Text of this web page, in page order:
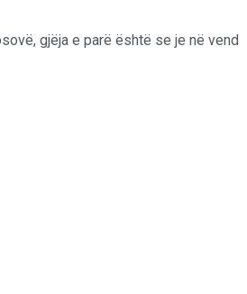
gjëja e parë është se je në vend